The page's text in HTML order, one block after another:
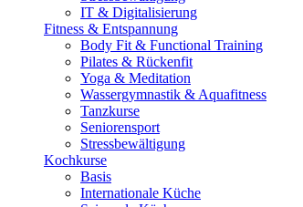
IT & Digitalisierung
Fitness & Entspannung
Body Fit & Functional Training
Pilates & Rückenfit
Yoga & Meditation
Wassergymnastik & Aquafitness
Tanzkurse
Seniorensport
Stressbewältigung
Kochkurse
Basis
Internationale Küche